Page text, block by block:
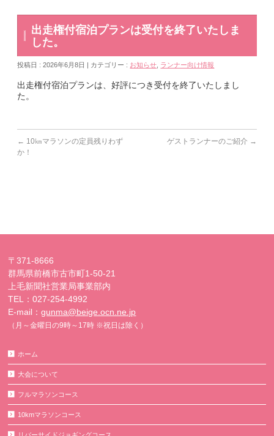
出走権付宿泊プランは受付を終了いたしま
した。
投稿日 : 2026年6月8日 | カテゴリー : お知らせ ランナー向け情報
出走権付宿泊プランは、好評につき受付を終了いたしまし
た。
← 10㎞マラソンの定員残りわず
か！
ゲストランナーのご紹介 →
〒371-8666
群馬県前橋市古市町1-50-21
上毛新聞社営業局事業部内
TEL：027-254-4992
E-mail：gunma@beige.ocn.ne.jp
（月～金曜日の9時～17時 ※祝日は除く）
ホーム
大会について
フルマラソンコース
10kmマラソンコース